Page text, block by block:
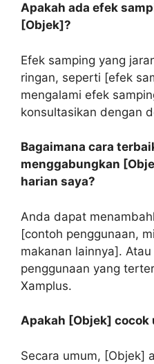
Apakah ada efek
[Objek]?
Efek samping yang
ringan, seperti [efek
mengalami efek
konsultasikan dengan
Bagaimana cara
menggabungkan
harian saya?
Anda dapat
[contoh penggunaan,
makanan lainnya].
penggunaan yang
Xamplus.
Apakah [Objek] cocok
Secara umum, [Objek]